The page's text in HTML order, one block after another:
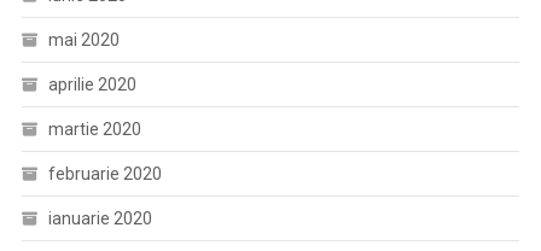
mai 2020
aprilie 2020
martie 2020
februarie 2020
ianuarie 2020